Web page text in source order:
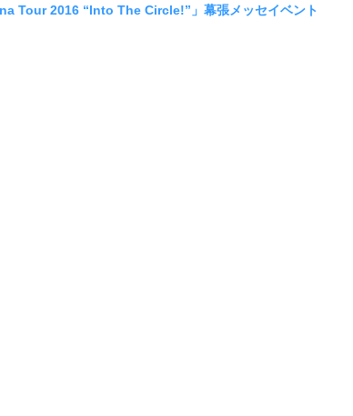
Tour 2016 “Into The Circle!”」幕張メッセイベント